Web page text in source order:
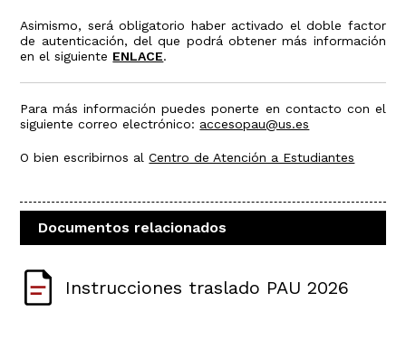
Asimismo, será obligatorio haber activado el doble factor
de autenticación, del que podrá obtener más información
en el siguiente ENLACE.
Para más información puedes ponerte en contacto con el
siguiente correo electrónico: accesopau@us.es
O bien escribirnos alCentro de Atención a Estudiantes
Documentos relacionados
Instrucciones traslado PAU 2026